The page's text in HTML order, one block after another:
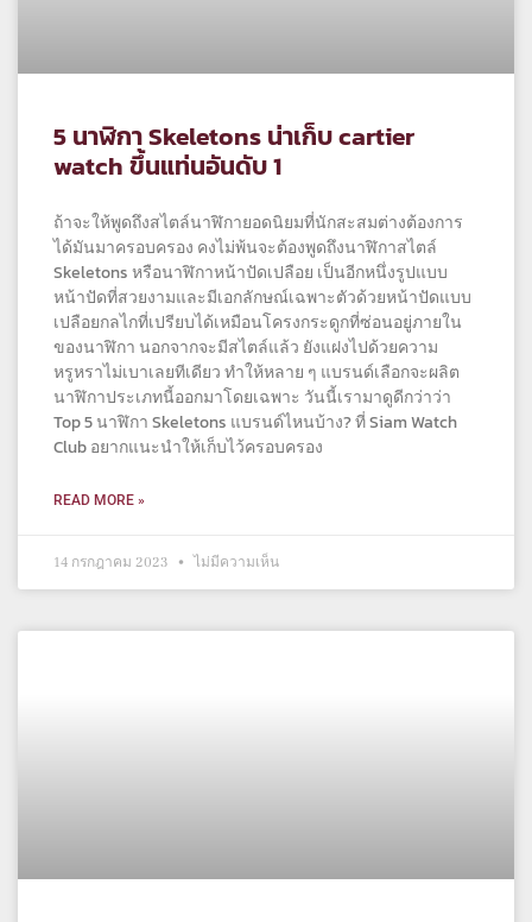
5 นาฬิกา Skeletons น่าเก็บ cartier
watch ขึ้นแท่นอันดับ 1
ถ้าจะให้พูดถึงสไตล์นาฬิกายอดนิยมที่นักสะสมต่างต้องการ
ได้มันมาครอบครอง คงไม่พ้นจะต้องพูดถึงนาฬิกาสไตล์
Skeletons หรือนาฬิกาหน้าปัดเปลือย เป็นอีกหนึ่งรูปแบบ
หน้าปัดที่สวยงามและมีเอกลักษณ์เฉพาะตัวด้วยหน้าปัดแบบ
เปลือยกลไกที่เปรียบได้เหมือนโครงกระดูกที่ซ่อนอยู่ภายใน
ของนาฬิกา นอกจากจะมีสไตล์แล้ว ยังแฝงไปด้วยความ
หรูหราไม่เบาเลยทีเดียว ทำให้หลาย ๆ แบรนด์เลือกจะผลิต
นาฬิกาประเภทนี้ออกมาโดยเฉพาะ วันนี้เรามาดูดีกว่าว่า
Top 5 นาฬิกา Skeletons แบรนด์ไหนบ้าง? ที่ Siam Watch
Club อยากแนะนำให้เก็บไว้ครอบครอง
READ MORE »
14 กรกฎาคม 2023 ไม่มีความเห็น